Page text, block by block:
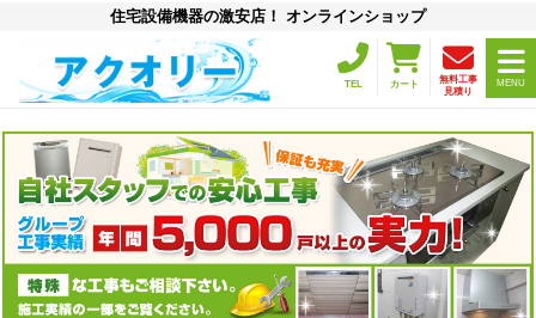
住宅設備機器の激安店！ オンラインショップ
TEL カート
無料工事
見積り
MENU